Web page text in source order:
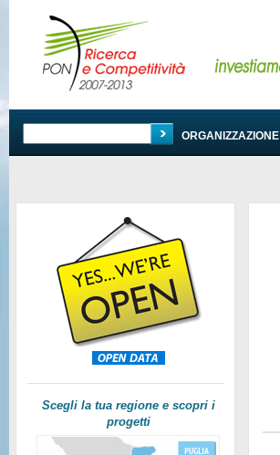
PROGRAMMA ORGANIZZAZIONE
Scegli la tua regione e scopri i
progetti